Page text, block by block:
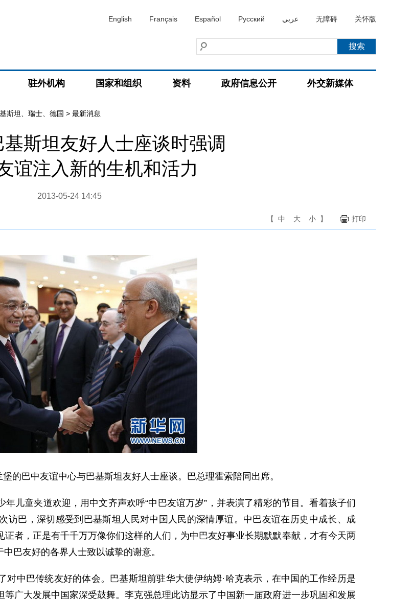
English Français Español Русский عربي 无障碍 关怀版
驻外机构 国家和组织 资料 政府信息公开 外交新媒体
斯坦、瑞士、德国 > 最新消息
斯坦友好人士座谈时强调
谊注入新的生机和活力
2013-05-24 14:45
【 中 大 小 】 打印
巴中友谊中心与巴基斯坦友好人士座谈。巴总理霍索陪同出席。
童夹道欢迎，用中文齐声欢呼“中巴友谊万岁”，并表演了精彩的节目。看着孩子们
访巴，深切感受到巴基斯坦人民对中国人民的深情厚谊。中巴友谊在历史中成长、成
者，正是有千千万万像你们这样的人们，为中巴友好事业长期默默奉献，才有今天两
巴友好的各界人士致以诚挚的谢意。
中巴传统友好的体会。巴基斯坦前驻华大使伊纳姆·哈克表示，在中国的工作经历是
广大发展中国家深受鼓舞。李克强总理此访显示了中国新一届政府进一步巩固和发展